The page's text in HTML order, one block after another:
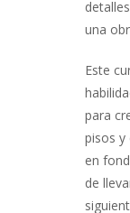
una
Este
para
pisos y
en
de